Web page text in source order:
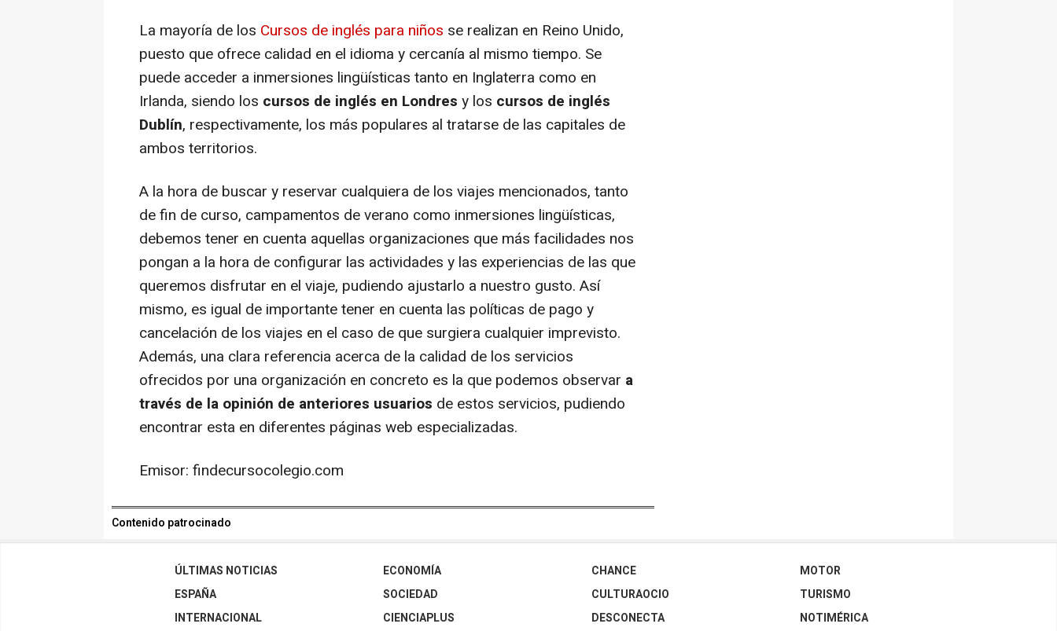
La mayoría de los Cursos de inglés para niños se realizan en Reino Unido,
puesto que ofrece calidad en el idioma y cercanía al mismo tiempo. Se
puede acceder a inmersiones lingüísticas tanto en Inglaterra como en
Irlanda, siendo los cursos de inglés en Londres y los cursos de inglés
Dublín, respectivamente, los más populares al tratarse de las capitales de
ambos territorios.
A la hora de buscar y reservar cualquiera de los viajes mencionados, tanto
de fin de curso, campamentos de verano como inmersiones lingüísticas,
debemos tener en cuenta aquellas organizaciones que más facilidades nos
pongan a la hora de configurar las actividades y las experiencias de las que
queremos disfrutar en el viaje, pudiendo ajustarlo a nuestro gusto. Así
mismo, es igual de importante tener en cuenta las políticas de pago y
cancelación de los viajes en el caso de que surgiera cualquier imprevisto.
Además, una clara referencia acerca de la calidad de los servicios
ofrecidos por una organización en concreto es la que podemos observar a
través de la opinión de anteriores usuarios de estos servicios, pudiendo
encontrar esta en diferentes páginas web especializadas.
Emisor: findecursocolegio.com
Contenido patrocinado
ÚLTIMAS NOTICIAS
ESPAÑA
INTERNACIONAL
ECONOMÍA
SOCIEDAD
CIENCIAPLUS
CHANCE
CULTURAOCIO
DESCONECTA
MOTOR
TURISMO
NOTIMÉRICA